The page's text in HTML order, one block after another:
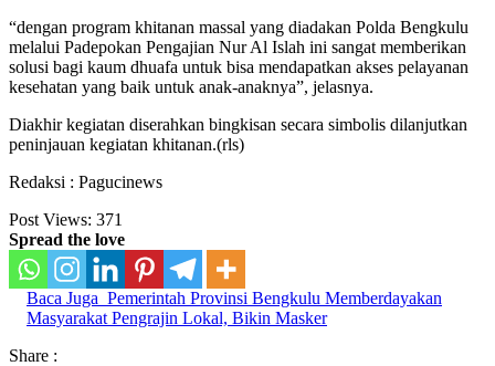
“dengan program khitanan massal yang diadakan Polda Bengkulu
melalui Padepokan Pengajian Nur Al Islah ini sangat memberikan
solusi bagi kaum dhuafa untuk bisa mendapatkan akses pelayanan
kesehatan yang baik untuk anak-anaknya”, jelasnya.
Diakhir kegiatan diserahkan bingkisan secara simbolis dilanjutkan
peninjauan kegiatan khitanan.(rls)
Redaksi : Pagucinews
Post Views: 371
Spread the love
Baca Juga Pemerintah Provinsi Bengkulu Memberdayakan
Masyarakat Pengrajin Lokal, Bikin Masker
Share :